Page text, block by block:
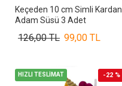
Keçeden 10 cm Simli Kardan
Adam Süsü 3 Adet
99,00 TL
126,00 TL
HIZLI TESLİMAT -22 %